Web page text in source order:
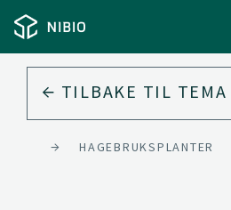
TILBAKE TIL TEMA
HAGEBRUKSPLANTER